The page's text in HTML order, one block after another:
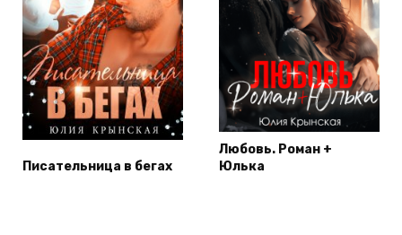
Писательница в бегах
Любовь. Роман +
Юлька